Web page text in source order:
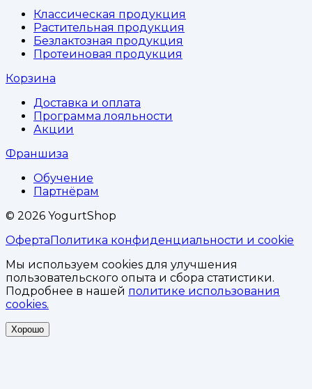
Классическая продукция
Растительная продукция
Безлактозная продукция
Протеиновая продукция
Корзина
Доставка и оплата
Программа лояльности
Акции
Франшиза
Обучение
Партнёрам
© 2026 YogurtShop
ОфертаПолитика конфиденциальности и cookie
Мы используем cookies для улучшения
пользовательского опыта и сбора статистики.
Подробнее в нашей политике использования
cookies.
Хорошо